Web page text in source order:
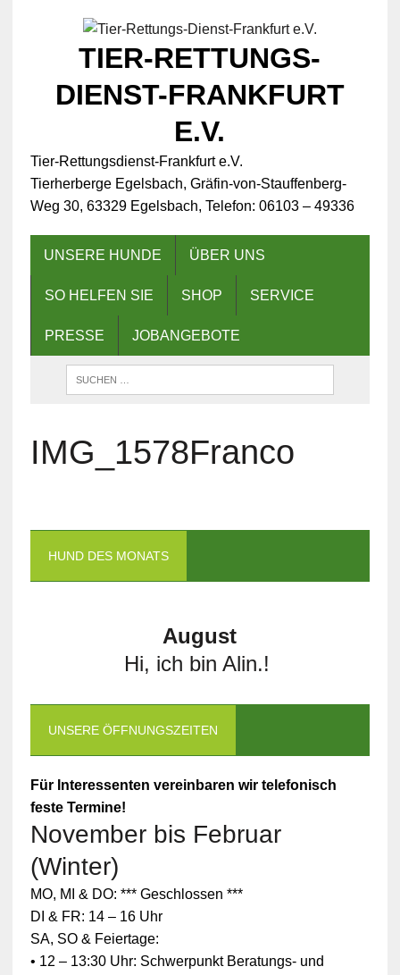
TIER-RETTUNGS-
DIENST-FRANKFURT
E.V.
Tier-Rettungsdienst-Frankfurt e.V.
Tierherberge Egelsbach, Gräfin-von-Stauffenberg-
Weg 30, 63329 Egelsbach, Telefon: 06103 – 49336
UNSERE HUNDE ÜBER UNS
SO HELFEN SIE SHOP SERVICE
PRESSE JOBANGEBOTE
IMG_1578Franco
HUND DES MONATS
August
Hi, ich bin Alin.!
UNSERE ÖFFNUNGSZEITEN
Für Interessenten vereinbaren wir telefonisch
feste Termine!
November bis Februar
(Winter)
MO, MI & DO: *** Geschlossen ***
DI & FR: 14 – 16 Uhr
SA, SO & Feiertage:
• 12 – 13:30 Uhr: Schwerpunkt Beratungs- und